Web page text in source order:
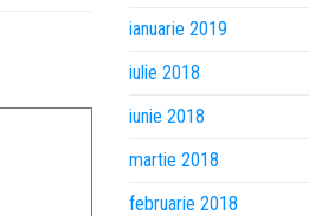
ianuarie 2019
iulie 2018
iunie 2018
martie 2018
februarie 2018